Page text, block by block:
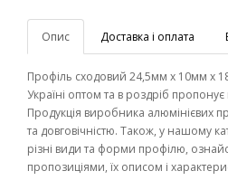
Опис Доставка і оплата
Профіль сходовий 24,5мм х 10мм х
Україні оптом та в роздріб
Продукція виробника алюмінієвих
та довговічністю. Також, у нашому
різні види та форми профілю,
пропозиціями, їх описом і